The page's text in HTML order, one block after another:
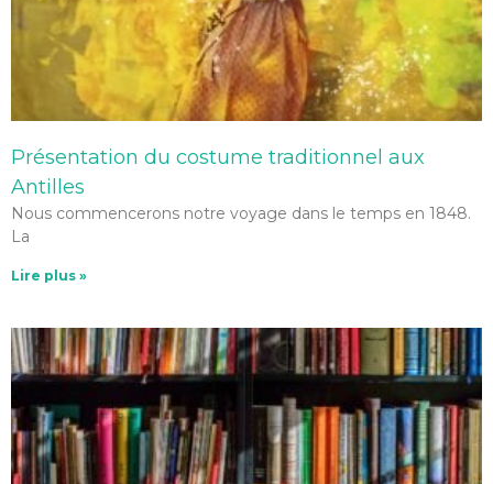
Présentation du costume traditionnel aux
Antilles
Nous commencerons notre voyage dans le temps en 1848.
La
Lire plus »